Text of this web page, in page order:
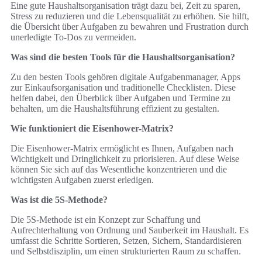
Eine gute Haushaltsorganisation trägt dazu bei, Zeit zu sparen,
Stress zu reduzieren und die Lebensqualität zu erhöhen. Sie hilft,
die Übersicht über Aufgaben zu bewahren und Frustration durch
unerledigte To-Dos zu vermeiden.
Was sind die besten Tools für die Haushaltsorganisation?
Zu den besten Tools gehören digitale Aufgabenmanager, Apps
zur Einkaufsorganisation und traditionelle Checklisten. Diese
helfen dabei, den Überblick über Aufgaben und Termine zu
behalten, um die Haushaltsführung effizient zu gestalten.
Wie funktioniert die Eisenhower-Matrix?
Die Eisenhower-Matrix ermöglicht es Ihnen, Aufgaben nach
Wichtigkeit und Dringlichkeit zu priorisieren. Auf diese Weise
können Sie sich auf das Wesentliche konzentrieren und die
wichtigsten Aufgaben zuerst erledigen.
Was ist die 5S-Methode?
Die 5S-Methode ist ein Konzept zur Schaffung und
Aufrechterhaltung von Ordnung und Sauberkeit im Haushalt. Es
umfasst die Schritte Sortieren, Setzen, Sichern, Standardisieren
und Selbstdisziplin, um einen strukturierten Raum zu schaffen.